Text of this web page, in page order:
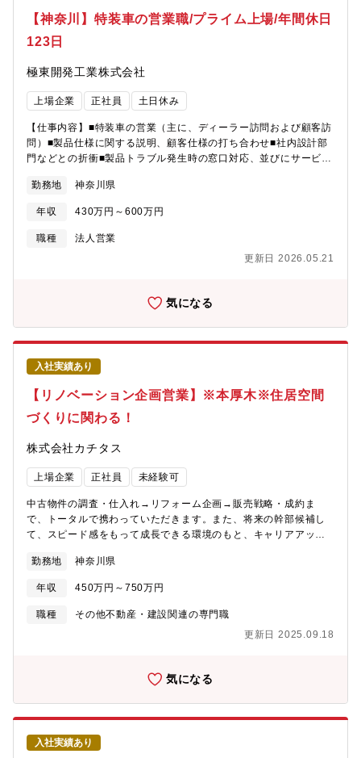
【神奈川】特装車の営業職/プライム上場/年間休日
123日
極東開発工業株式会社
上場企業 正社員 土日休み
【仕事内容】■特装車の営業（主に、ディーラー訪問および顧客訪
問）■製品仕様に関する説明、顧客仕様の打ち合わせ■社内設計部
門などとの折衝■製品トラブル発生時の窓口対応、並びにサービス
ただく研修を実施し、その後2か月程度かけて業界を知るといった
流れになります。その間基本的には先輩・上司の営業活動につい
ていきながらOJTになります。予算も入社後、半年程度経過した
後につくため未経験からでもじっくり育っていける環境となりま
形になる営業＞お客様から「特装車を使ってこんなことをした
て、オーダーメイドの特装車を提案することが出来ます。実際に
自分の提案した特装車が形になり、納車される瞬間は非常にやり
がいを感じます。＜東証プライムの国内トップクラス特装車メー
カー＞国内トップクラスの特装車メーカーは日本で2社になるた
め、基本的にお客様は当社の事を認知しております。そのため、
顧客から門前払いされることはありません。
勤務地 神奈川県
年収 430万円～600万円
職種
法人営業
更新日 2026.05.21
気になる
入社実績あり
【リノベーション企画営業】※本厚木※住居空間
づくりに関わる！
株式会社カチタス
上場企業 正社員 未経験可
中古物件の調査・仕入れ→リフォーム企画→販売戦略・成約ま
で、トータルで携わっていただきます。また、将来の幹部候補し
て、スピード感をもって成長できる環境のもと、キャリアアップ
に赴き、「どのような方に住んでいただきたいか」お客様像をイ
メージしながら中古物件の仕入れを行います。(2)リフォーム企
画：お客様が住まいに求めることはなにかを考えながら、リフォ
ームのプランを立てていきます。(3)販売：自ら企画したリフォー
力】★自身のアイディアを形にし、それを自らお客様に提案して
を直接感じることができるやりがいのある業務です。★経営層に
はリクルート出身者が多く、変化と成長のスピード感がある中で
スキルアップを図りたい方にはお勧めの環境です。★宅建士手当
毎月3万円支給★マイカー通勤で営業でも使用するため、ガソリン
代、ETCカード、エコカー手当など多数福利厚生あり★結果次第
で最短で2年で店長になった方もいらっしゃいます。※充実した研
勤務地 神奈川県
年収 450万円～750万円
職種
その他不動産・建設関連の専門職
更新日 2025.09.18
気になる
入社実績あり